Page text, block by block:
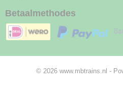
Betaalmethodes
© 2026 www.mbtrains.nl -